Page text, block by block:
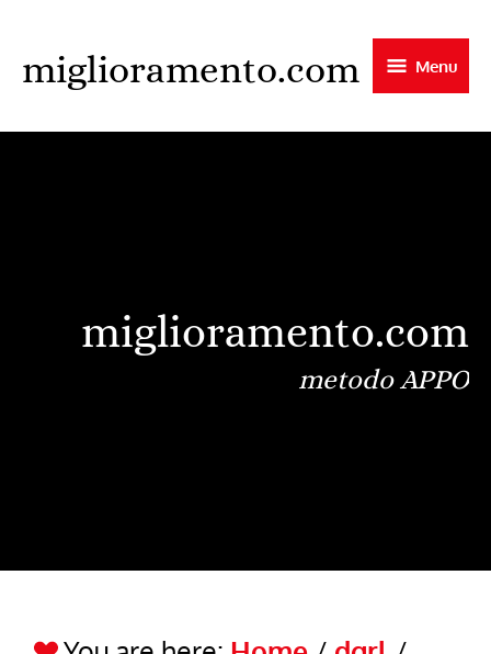
to
content
miglioramento.com Menu
miglioramento.com
metodo APPO